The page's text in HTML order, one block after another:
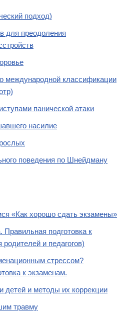
подход)
для преодоления
международной классификации
панической атаки
насилие
поведения по Шнейдману
«Как хорошо сдать экзамены»
Правильная подготовка к
и педагогов)
стрессом?
к экзаменам.
детей и методы их коррекции
травму